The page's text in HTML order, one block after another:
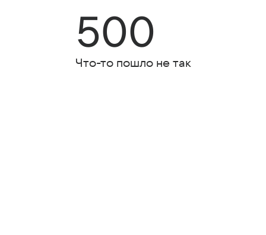
500
Что-то пошло не так